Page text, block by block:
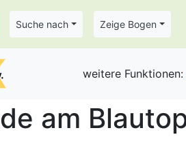
Suche nach Zeige Bogen
weitere Funktionen:
am